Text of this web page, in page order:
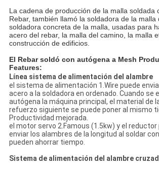
La cadena de producción de la malla soldada
Rebar, también llamó la soldadora de la malla
soldadora concreta de la malla, usadas para
acero del rebar, la malla del camino, la malla
construcción de edificios.
El Rebar soldó con autógena a Mesh
Features:
Línea sistema de alimentación del alambre
el sistema de alimentación 1.Wire puede
acero a la soldadora en ordenado. Cuando se
autógena la máquina principal, el material de
refuerzo siguiente se puede poner al mismo
Productividad mejorada.
el motor servo 2.Famous (1.5kw) y el
enviar los alambres de la longitud al soldar
pueden ahorrar tiempo.
Sistema de alimentación del alambre